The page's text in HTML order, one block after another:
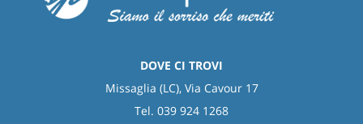
DOVE CI TROVI
Missaglia (LC), Via Cavour 17
Tel. 039 924 1268